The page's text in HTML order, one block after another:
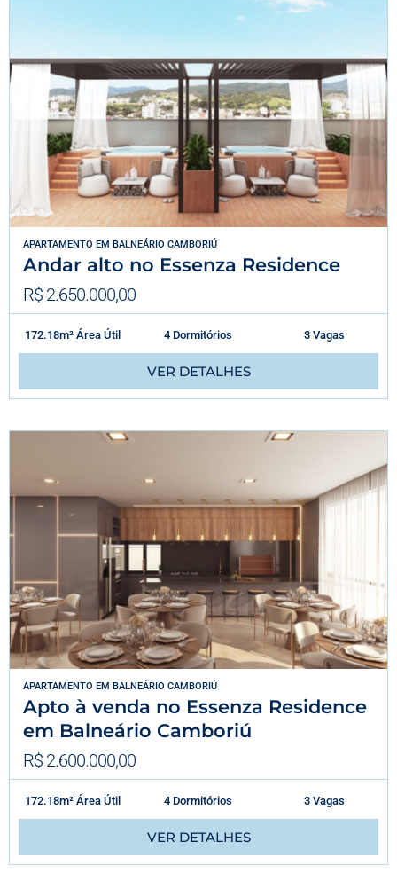
APARTAMENTO EM BALNEÁRIO CAMBORIÚ
Andar alto no Essenza Residence
R$ 2.650.000,00
172.18m² Área Útil 4 Dormitórios 3 Vagas
VER DETALHES
APARTAMENTO EM BALNEÁRIO CAMBORIÚ
Apto à venda no Essenza Residence
em Balneário Camboriú
R$ 2.600.000,00
172.18m² Área Útil 4 Dormitórios 3 Vagas
VER DETALHES